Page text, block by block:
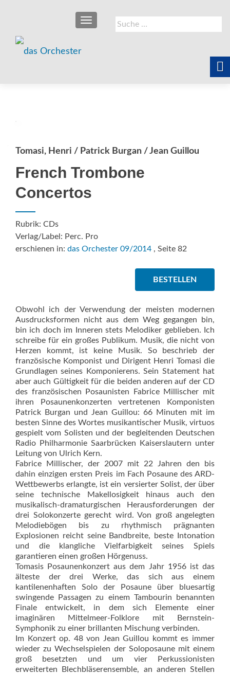
Suche
nach:
SCHALTE NAVIGATION
Tomasi, Henri / Patrick Burgan / Jean Guillou
French Trombone
Concertos
Rubrik: CDs
Verlag/Label: Perc. Pro
erschienen in: das Orchester 09/2014 , Seite 82
BESTELLEN
Obwohl ich der Verwendung der meisten modernen
Ausdrucksformen nicht aus dem Weg gegangen bin,
bin ich doch im Inneren stets Melodiker geblieben. Ich
schreibe für ein großes Publikum. Musik, die nicht von
Herzen kommt, ist keine Musik. So beschrieb der
französische Komponist und Dirigent Henri Tomasi die
Grundlagen seines Komponierens. Sein Statement hat
aber auch Gültigkeit für die beiden anderen auf der CD
des französischen Posaunisten Fabrice Millischer mit
ihren Posaunenkonzerten vertretenen Komponisten
Patrick Burgan und Jean Guillou: 66 Minuten mit im
besten Sinne des Wortes musikantischer Musik, virtuos
gespielt vom Solisten und der begleitenden Deutschen
Radio Philharmonie Saarbrücken Kaiserslautern unter
Leitung von Ulrich Kern.
Fabrice Millischer, der 2007 mit 22 Jahren den bis
dahin einzigen ersten Preis im Fach Posaune des ARD-
Wettbewerbs erlangte, ist ein versierter Solist, der über
seine technische Makellosigkeit hinaus auch den
musikalisch-dramaturgischen Herausforderungen der
drei Solokonzerte gerecht wird. Von groß angelegten
Melodiebögen bis zu rhythmisch prägnanten
Explosionen reicht seine Bandbreite, beste Intonation
und die klangliche Vielfarbigkeit seines Spiels
garantieren einen großen Hörgenuss.
Tomasis Posaunenkonzert aus dem Jahr 1956 ist das
älteste der drei Werke, das sich aus einem
kantilenenhaften Solo der Posaune über bluesartig
swingende Passagen zu einem Tambourin benannten
Finale entwickelt, in dem sich Elemente einer
imaginären Mittelmeer-Folklore mit Bernstein-
Symphonik zu einer brillanten Mischung verbinden.
Im Konzert op. 48 von Jean Guillou kommt es immer
wieder zu Wechselspielen der Soloposaune mit einem
groß besetzten und um vier Perkussionisten
erweiterten Blechbläserensemble, an anderen Stellen